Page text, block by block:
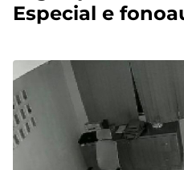
Especial e